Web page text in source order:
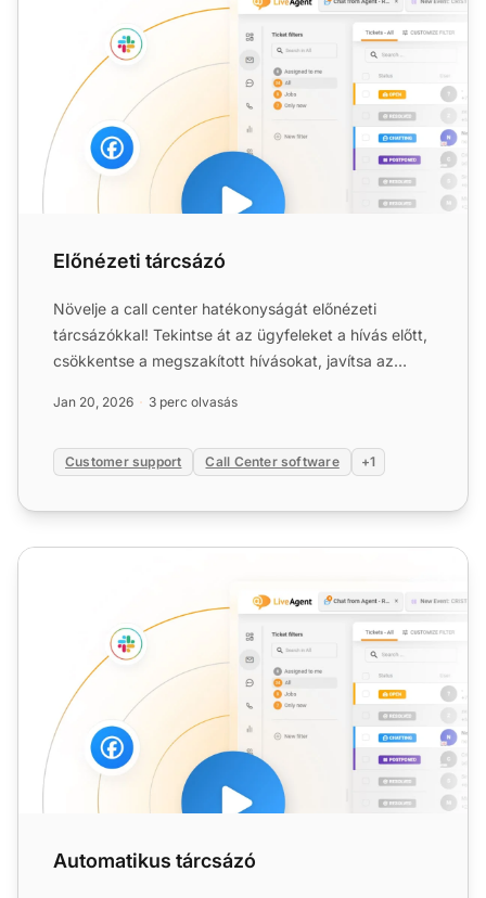
Előnézeti tárcsázó
Növelje a call center hatékonyságát előnézeti
tárcsázókkal! Tekintse át az ügyfeleket a hívás előtt,
csökkentse a megszakított hívásokat, javítsa az
Jan 20, 2026 3 perc olvasás
Customer support Call Center software +1
Automatikus tárcsázó
Automatikus tárcsázó